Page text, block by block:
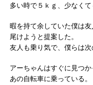
多い時で５ｋｇ、少なくて
暇を持て余していた僕は
尾けようと提案した。
友人も乗り気で、僕らは
アーちゃんはすぐに見つか
あの自転車に乗っている。